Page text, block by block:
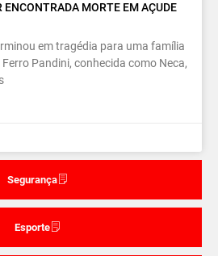
Segurança
Esporte
MORTE EM AÇUDE
em tragédia para uma família
Pandini, conhecida como Neca,